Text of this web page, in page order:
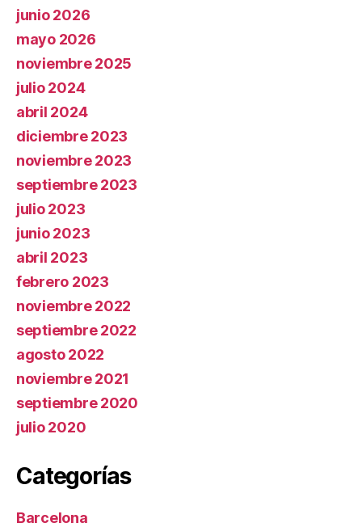
junio 2026
mayo 2026
noviembre 2025
julio 2024
abril 2024
diciembre 2023
noviembre 2023
septiembre 2023
julio 2023
junio 2023
abril 2023
febrero 2023
noviembre 2022
septiembre 2022
agosto 2022
noviembre 2021
septiembre 2020
julio 2020
Categorías
Barcelona